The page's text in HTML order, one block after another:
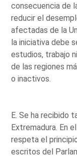
consecuencia de
reducir el
afectadas de la
la iniciativa debe
estudios, trabajo
de las regiones
o inactivos.
E. Se ha recibido
Extremadura. En
respeta el
escritos del